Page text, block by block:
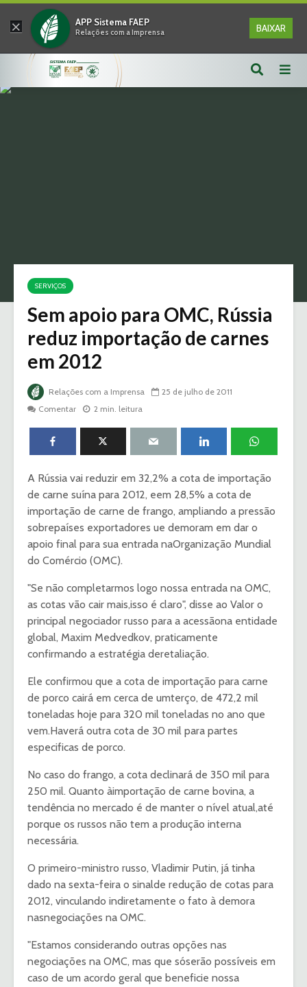
× APP Sistema FAEP
Relações com a Imprensa BAIXAR
SERVIÇOS
Sem apoio para OMC, Rússia
reduz importação de carnes
em 2012
Relações com a Imprensa
25 de julho de 2011
Comentar
2 min. leitura
A Rússia vai reduzir em 32,2% a cota de importação
de carne suína para 2012, eem 28,5% a cota de
importação de carne de frango, ampliando a pressão
sobrepaíses exportadores ue demoram em dar o
apoio final para sua entrada naOrganização Mundial
do Comércio (OMC).
"Se não completarmos logo nossa entrada na OMC,
as cotas vão cair mais,isso é claro", disse ao Valor o
principal negociador russo para a acessãona entidade
global, Maxim Medvedkov, praticamente
confirmando a estratégia deretaliação.
Ele confirmou que a cota de importação para carne
de porco cairá em cerca de umterço, de 472,2 mil
toneladas hoje para 320 mil toneladas no ano que
vem.Haverá outra cota de 30 mil para partes
especificas de porco.
No caso do frango, a cota declinará de 350 mil para
250 mil. Quanto àimportação de carne bovina, a
tendência no mercado é de manter o nível atual,até
porque os russos não tem a produção interna
necessária.
O primeiro-ministro russo, Vladimir Putin, já tinha
dado na sexta-feira o sinalde redução de cotas para
2012, vinculando indiretamente o fato à demora
nasnegociações na OMC.
"Estamos considerando outras opções nas
negociações na OMC, mas que sóserão possíveis em
caso de um acordo geral que beneficie nossa